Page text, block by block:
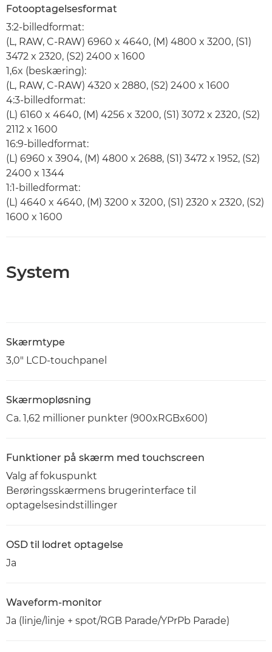
Fotooptagelsesformat
3:2-billedformat:
(L, RAW, C-RAW) 6960 x 4640, (M) 4800 x 3200, (S1)
3472 x 2320, (S2) 2400 x 1600
1,6x (beskæring):
(L, RAW, C-RAW) 4320 x 2880, (S2) 2400 x 1600
4:3-billedformat:
(L) 6160 x 4640, (M) 4256 x 3200, (S1) 3072 x 2320, (S2)
2112 x 1600
16:9-billedformat:
(L) 6960 x 3904, (M) 4800 x 2688, (S1) 3472 x 1952, (S2)
2400 x 1344
1:1-billedformat:
(L) 4640 x 4640, (M) 3200 x 3200, (S1) 2320 x 2320, (S2)
1600 x 1600
System
Skærmtype
3,0" LCD-touchpanel
Skærmopløsning
Ca. 1,62 millioner punkter (900xRGBx600)
Funktioner på skærm med touchscreen
Valg af fokuspunkt
Berøringsskærmens brugerinterface til
optagelsesindstillinger
OSD til lodret optagelse
Ja
Waveform-monitor
Ja (linje/linje + spot/RGB Parade/YPrPb Parade)